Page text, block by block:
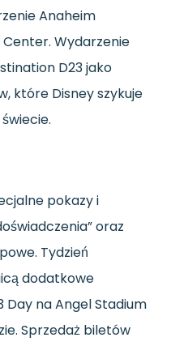
Anaheim
Wydarzenie
D23 jako
które Disney szykuje
pokazy i
oraz
Tydzień
dodatkowe
na Angel Stadium
Sprzedaż biletów